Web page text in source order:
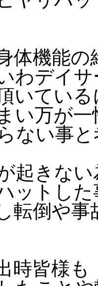
体機能の
わデイ
いてい
い万が
ない事
起きな
ットし
転倒や
時皆様も